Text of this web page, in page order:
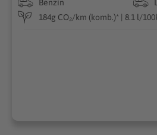
Benzin
184g CO₂/km (komb.)* | 8.1 l/